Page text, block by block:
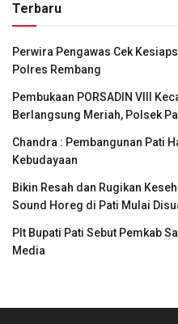
Terbaru
Perwira Pengawas Cek
Polres Rembang
Pembukaan PORSADIN VIII
Berlangsung Meriah, Polsek
Chandra : Pembangunan Pati
Kebudayaan
Bikin Resah dan Rugikan
Sound Horeg di Pati Mulai
Plt Bupati Pati Sebut Pemkab
Media